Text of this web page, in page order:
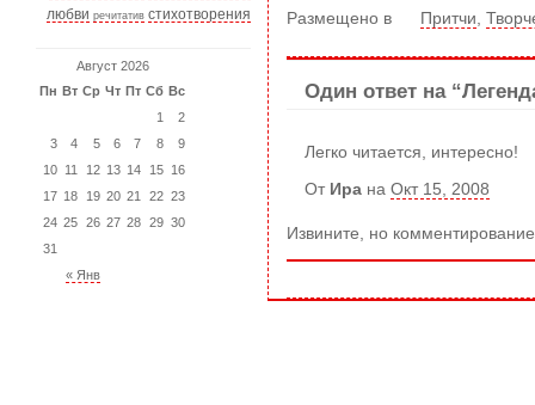
любви речитатив стихотворения
Август 2026
Пн Вт Ср Чт Пт Сб Вс
« Янв
1
2
3
4 5 6 7 8
9
10 11 12 13 14 15 16
17 18 19 20 21 22 23
24 25 26 27 28 29 30
31
Размещено в Притчи,
Один ответ на
Легко читается, интересно!
От Ира на Окт 15, 2008
Извините, но